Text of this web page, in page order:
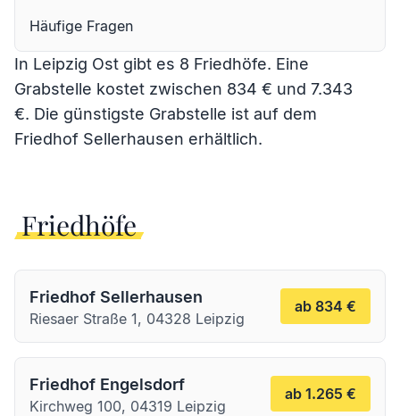
In Leipzig Ost gibt es 8 Friedhöfe. Eine
Grabstelle kostet zwischen 834 € und 7.343
€. Die günstigste Grabstelle ist auf dem
Friedhof Sellerhausen erhältlich.
Friedhöfe
Friedhof Sellerhausen
Riesaer Straße 1, 04328 Leipzig
ab 834 €
Friedhof Engelsdorf
Kirchweg 100, 04319 Leipzig
ab 1.265 €
Häufige Fragen